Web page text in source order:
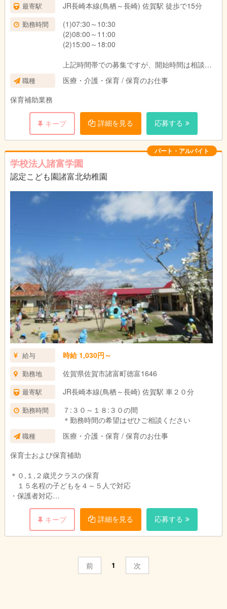
最寄駅 JR長崎本線(鳥栖～長崎) 佐賀駅 徒歩で15分
勤務時間
(1)07:30～10:30
(2)08:00～11:00
(2)15:00～18:00
上記時間帯での募集ですが、開始時間は相談可
能なので、お気軽にご相談ください。
場環境を作っています。
職種
医療・介護・保育 / 保育のお仕事
保育補助業務
キープ 詳細を見る 応募する
パート・アルバイト
学校法人諸富学園
認定こども園諸富北幼稚園
給与 時給 1,030円～
勤務地 佐賀県佐賀市諸富町徳富1646
最寄駅 JR長崎本線(鳥栖～長崎) 佐賀駅 車２０分
勤務時間
７:３０～１８:３０の間
＊勤務時間の希望はぜひご相談ください
職種
医療・介護・保育 / 保育のお仕事
保育士および保育補助
＊０,１,２歳児クラスの保育
１５名程の子どもを４～５人で対応
・保護者対応
・子ども達の健康管理、水分補給
・昼食やおやつの提供
・お昼寝や遊びの見守り
・排泄や着替えの介助など
キープ 詳細を見る 応募する
前 1 次